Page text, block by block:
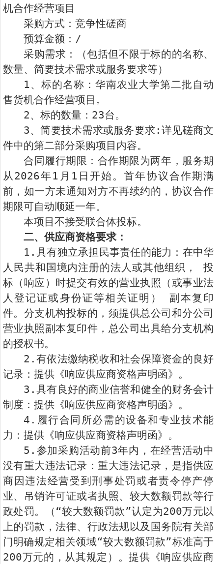
机合作经营项目
采购方式：竞争性磋商
预算金额：/
采购需求：（包括但不限于标的的名称、
数量、简要技术需求或服务要求等）
1、标的名称：华南农业大学第二批自动
售货机合作经营项目。
2、标的数量：23台。
3、简要技术需求或服务要求:详见磋商文
件中的第二部分采购项目内容。
合同履行期限：合作期限为两年，服务期
从 2026年 1 月 1 日开始。首年协议合作期满
前，如一方未通知对方不再续约的，协议合作
期限可自动顺延一年。
本项目不接受联合体投标。
二、供应商资格要求：
1.具有独立承担民事责任的能力：在中华
人民共和国境内注册的法人或其他组织， 投
标（响应）时提交有效的营业执照（或事业法
人登记证或身份证等相关证明） 副本复印
件。分支机构投标的，须提供总公司和分公司
营业执照副本复印件，总公司出具给分支机构
的授权书。
2.有依法缴纳税收和社会保障资金的良好
记录：提供《响应供应商资格声明函》。
3.具有良好的商业信誉和健全的财务会计
制度：提供《响应供应商资格声明函》。
4.履行合同所必需的设备和专业技术能
力：提供《响应供应商资格声明函》。
5.参加采购活动前3年内，在经营活动中
没有重大违法记录：重大违法记录，是指供应
商因违法经营受到刑事处罚或者责令停产停
业、吊销许可证或者执照、较大数额罚款等行
政处罚。（“较大数额罚款”认定为200万元以
上的罚款，法律、行政法规以及国务院有关部
门明确规定相关领域“较大数额罚款”标准高于
200万元的，从其规定）。提供《响应供应商